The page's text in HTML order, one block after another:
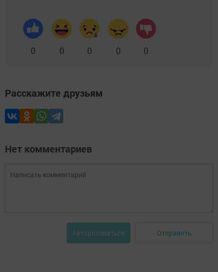
0 0 0 0 0
Расскажите друзьям
Нет комментариев
Авторизоваться Отправить